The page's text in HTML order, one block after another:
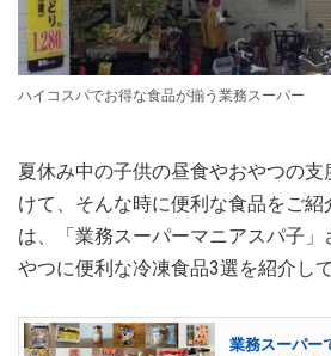
ハイコスパでお得な食品が揃う業務スーパー
夏休み中の子供の昼食やおやつの支
けて、そんな時に便利な食品をご紹
は、「業務スーパーマニアスパ子
やつに便利な冷凍食品3選を紹介し
業務スーパー